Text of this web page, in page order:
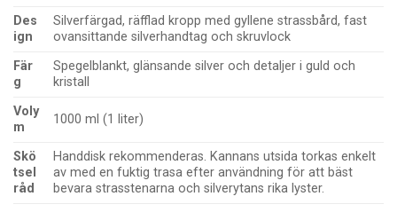
Des
ign
Silverfärgad, räfflad kropp med gyllene strassbård, fast
ovansittande silverhandtag och skruvlock
Fär
g
Spegelblankt, glänsande silver och detaljer i guld och
kristall
Voly
m
1000 ml (1 liter)
Skö
tsel
råd
Handdisk rekommenderas. Kannans utsida torkas enkelt
av med en fuktig trasa efter användning för att bäst
bevara strasstenarna och silverytans rika lyster.